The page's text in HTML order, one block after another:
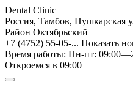
Dental Clinic
Россия, Тамбов, Пушкарская
Район Октябрьский
+7 (4752) 55-05-... Показать
Время работы: Пн-пт:
Откроемся в 09:00